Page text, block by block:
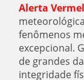
Alerta
fenômenos
excepcional.
de grandes
integridade